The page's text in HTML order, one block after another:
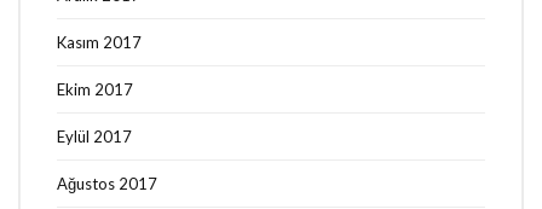
Kasım 2017
Ekim 2017
Eylül 2017
Ağustos 2017